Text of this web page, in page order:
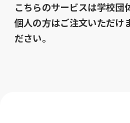
こちらのサービスは学校団
個人の方はご注文いただけ
ださい。